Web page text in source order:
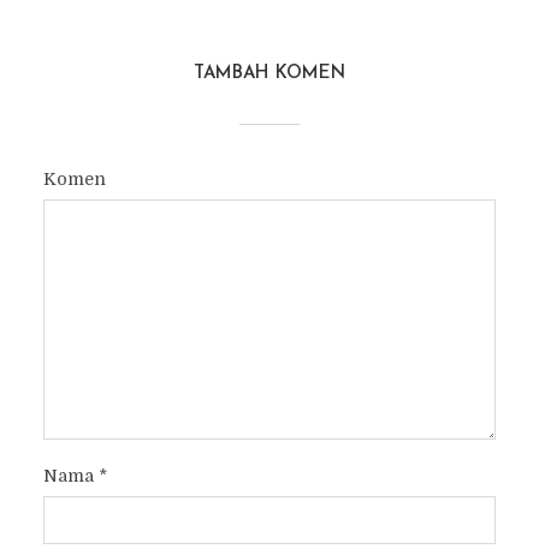
TAMBAH KOMEN
Komen
Nama *